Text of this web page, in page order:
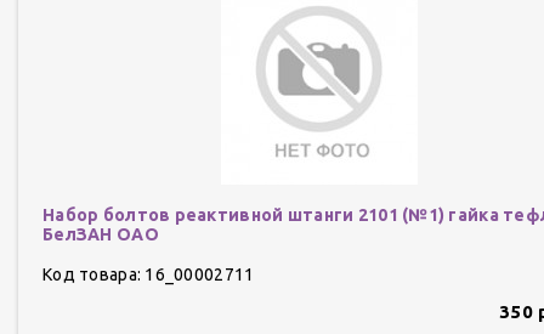
Набор болтов реактивной штанги 2101 (№1) гайка
БелЗАН ОАО
Код товара: 16_00002711
350